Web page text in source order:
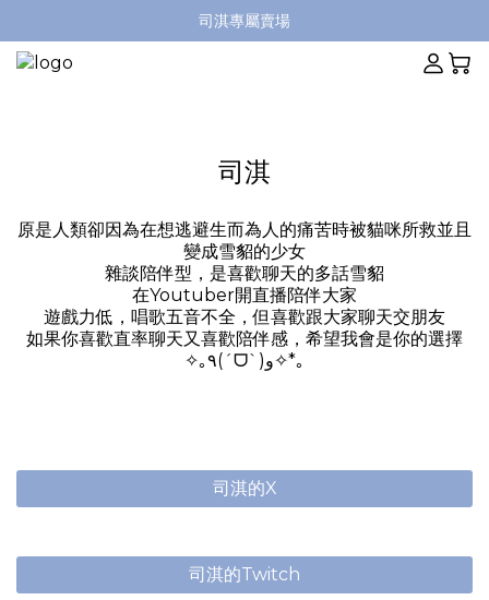
司淇專屬賣場
司淇
原是人類卻因為在想逃避生而為人的痛苦時被貓咪所救並且
變成雪貂的少女
雜談陪伴型，是喜歡聊天的多話雪貂
在Youtuber開直播陪伴大家
遊戲力低，唱歌五音不全，但喜歡跟大家聊天交朋友
如果你喜歡直率聊天又喜歡陪伴感，希望我會是你的選擇
✧｡٩(ˊᗜˋ)و✧*｡
司淇的X
司淇的Twitch